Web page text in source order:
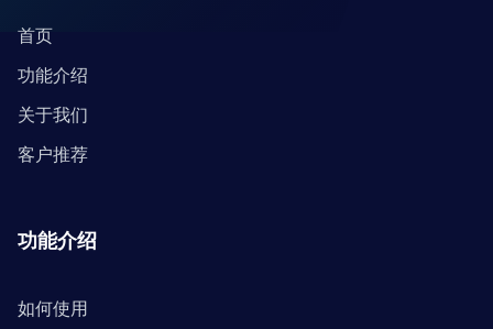
首页
功能介绍
关于我们
客户推荐
功能介绍
如何使用